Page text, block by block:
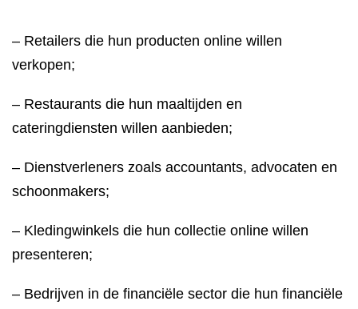
– Retailers die hun producten online willen
verkopen;
– Restaurants die hun maaltijden en
cateringdiensten willen aanbieden;
– Dienstverleners zoals accountants, advocaten en
schoonmakers;
– Kledingwinkels die hun collectie online willen
presenteren;
– Bedrijven in de financiële sector die hun financiële